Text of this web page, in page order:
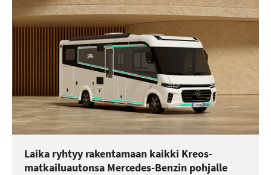
Laika ryhtyy rakentamaan kaikki Kreos-
matkailuautonsa Mercedes-Benzin pohjalle